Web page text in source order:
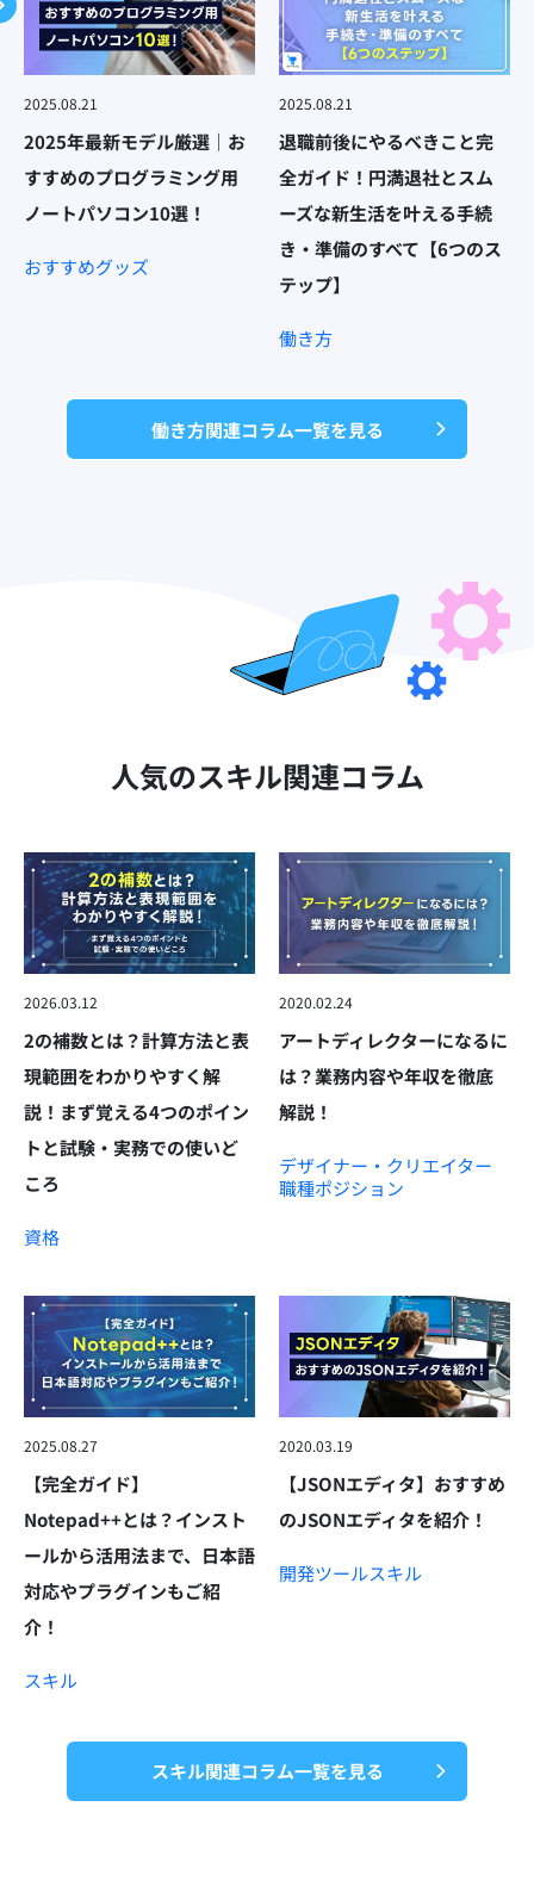
2025.08.21
2025年最新モデル厳選｜お
すすめのプログラミング用
ノートパソコン10選！
おすすめグッズ
2025.08.21
退職前後にやるべきこと完
全ガイド！円満退社とスム
ーズな新生活を叶える手続
き・準備のすべて【6つのス
テップ】
働き方
働き方関連コラム一覧を見る
人気のスキル関連コラム
2026.03.12
2の補数とは？計算方法と表
現範囲をわかりやすく解
説！まず覚える4つのポイン
トと試験・実務での使いど
ころ
資格
2020.02.24
アートディレクターになるに
は？業務内容や年収を徹底
解説！
デザイナー・クリエイター
職種ポジション
2025.08.27
【完全ガイド】
Notepad++とは？インスト
ールから活用法まで、日本語
対応やプラグインもご紹
介！
スキル
2020.03.19
【JSONエディタ】おすすめ
のJSONエディタを紹介！
開発ツールスキル
スキル関連コラム一覧を見る